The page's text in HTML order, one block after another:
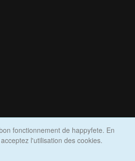
fonctionnement de happyfete. En
l'utilisation des cookies.